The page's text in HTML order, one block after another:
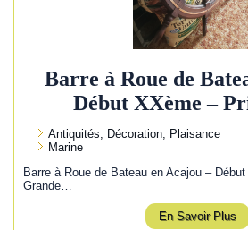
Barre à Roue de
Début XXème –
Antiquités, Décoration, Plaisance
Marine
Barre à Roue de Bateau en Acajou –
Grande…
En Savoir Plus